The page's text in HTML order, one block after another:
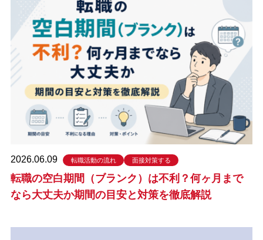
2026.06.09 転職活動の流れ 面接対策する
転職の空白期間（ブランク）は不利？何ヶ月まで
なら大丈夫か期間の目安と対策を徹底解説